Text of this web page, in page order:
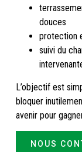
douces
protection
suivi du
L’objectif est
bloquer
avenir pour
NOUS